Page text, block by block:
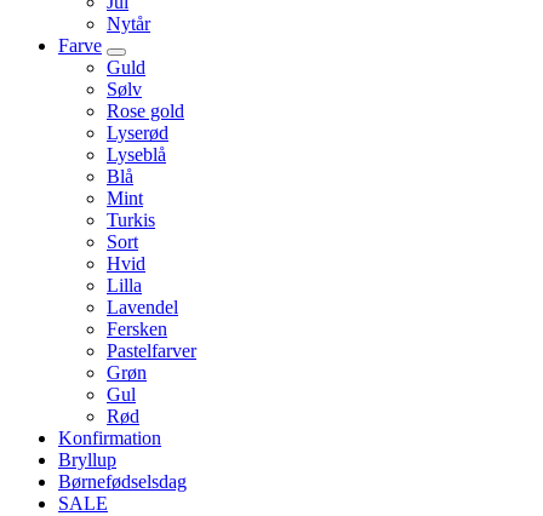
Nytår
Farve
Guld
Sølv
Rose gold
Lyserød
Lyseblå
Blå
Mint
Turkis
Sort
Hvid
Lilla
Lavendel
Fersken
Pastelfarver
Grøn
Gul
Rød
Konfirmation
Bryllup
Børnefødselsdag
SALE